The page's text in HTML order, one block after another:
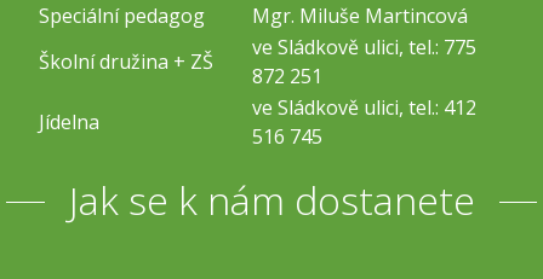
Speciální pedagog
Mgr. Miluše Martincová
Školní družina + ZŠ
ve Sládkově ulici, tel.: 775
872 251
Jídelna
ve Sládkově ulici, tel.: 412
516 745
Jak se k nám dostanete